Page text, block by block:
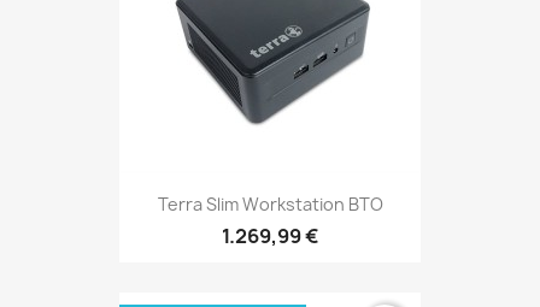
Terra Slim Workstation BTO
1.269,99 €